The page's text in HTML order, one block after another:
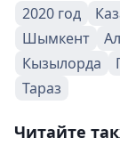
2020 год
Шымкент
Кызылорда
Тараз
Читайте